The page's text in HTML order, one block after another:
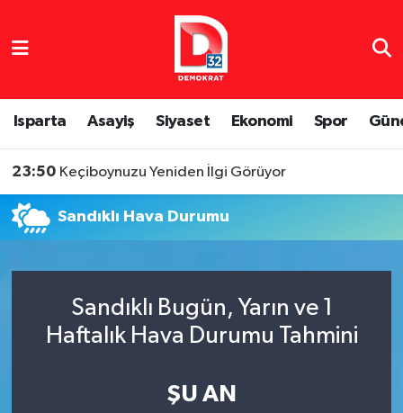
Isparta Asayiş Siyaset Ekonomi Spor
23:50 Keçiboynuzu Yeniden İlgi Görüyor
Sandıklı Hava Durumu
Sandıklı Bugün, Yarın ve 1
Haftalık Hava Durumu Tahmini
ŞU AN
Isparta Nöbetçi Eczaneler
Isparta Hava Durumu
Tüm Manşetler
Son Dakika Haberleri